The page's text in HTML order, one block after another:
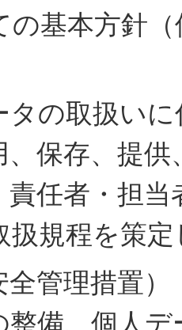
の基本方針
タの取扱い
、保存、提
責任者・担
扱規程を策
全管理措置）
整備、個人